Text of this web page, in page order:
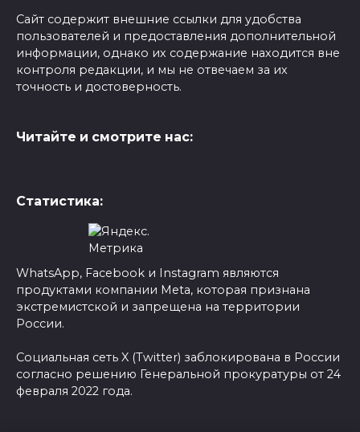
Сайт содержит внешние ссылки для удобства
пользователей и предоставления дополнительной
информации, однако их содержание находится вне
контроля редакции, и мы не отвечаем за их
точность и достоверность.
Читайте и смотрите нас:
Статистика:
WhatsApp, Facebook и Instagram являются
продуктами компании Meta, которая признана
экстремистской и запрещена на территории
России.
Социальная сеть X (Twitter) заблокирована в России
согласно решению Генеральной прокуратуры от 24
февраля 2022 года.